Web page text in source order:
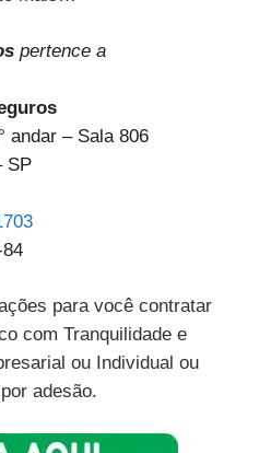
pertence a
andar – Sala 806
SP
para você contratar
com Tranquilidade e
ou Individual ou
adesão.